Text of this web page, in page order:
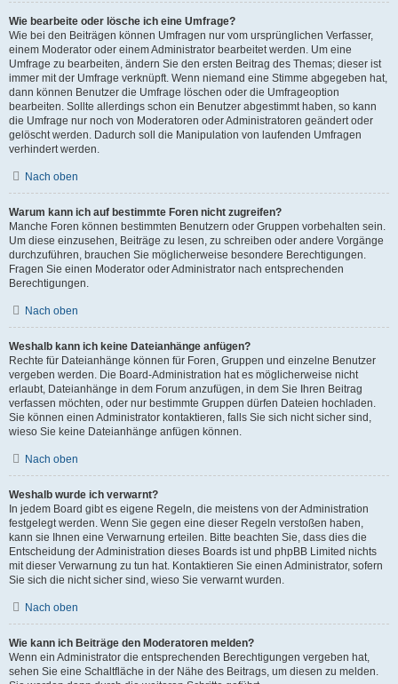
Wie bearbeite oder lösche ich eine Umfrage?
Wie bei den Beiträgen können Umfragen nur vom ursprünglichen Verfasser,
einem Moderator oder einem Administrator bearbeitet werden. Um eine
Umfrage zu bearbeiten, ändern Sie den ersten Beitrag des Themas; dieser ist
immer mit der Umfrage verknüpft. Wenn niemand eine Stimme abgegeben hat,
dann können Benutzer die Umfrage löschen oder die Umfrageoption
bearbeiten. Sollte allerdings schon ein Benutzer abgestimmt haben, so kann
die Umfrage nur noch von Moderatoren oder Administratoren geändert oder
gelöscht werden. Dadurch soll die Manipulation von laufenden Umfragen
verhindert werden.
Nach oben
Warum kann ich auf bestimmte Foren nicht zugreifen?
Manche Foren können bestimmten Benutzern oder Gruppen vorbehalten sein.
Um diese einzusehen, Beiträge zu lesen, zu schreiben oder andere Vorgänge
durchzuführen, brauchen Sie möglicherweise besondere Berechtigungen.
Fragen Sie einen Moderator oder Administrator nach entsprechenden
Berechtigungen.
Nach oben
Weshalb kann ich keine Dateianhänge anfügen?
Rechte für Dateianhänge können für Foren, Gruppen und einzelne Benutzer
vergeben werden. Die Board-Administration hat es möglicherweise nicht
erlaubt, Dateianhänge in dem Forum anzufügen, in dem Sie Ihren Beitrag
verfassen möchten, oder nur bestimmte Gruppen dürfen Dateien hochladen.
Sie können einen Administrator kontaktieren, falls Sie sich nicht sicher sind,
wieso Sie keine Dateianhänge anfügen können.
Nach oben
Weshalb wurde ich verwarnt?
In jedem Board gibt es eigene Regeln, die meistens von der Administration
festgelegt werden. Wenn Sie gegen eine dieser Regeln verstoßen haben,
kann sie Ihnen eine Verwarnung erteilen. Bitte beachten Sie, dass dies die
Entscheidung der Administration dieses Boards ist und phpBB Limited nichts
mit dieser Verwarnung zu tun hat. Kontaktieren Sie einen Administrator, sofern
Sie sich die nicht sicher sind, wieso Sie verwarnt wurden.
Nach oben
Wie kann ich Beiträge den Moderatoren melden?
Wenn ein Administrator die entsprechenden Berechtigungen vergeben hat,
sehen Sie eine Schaltfläche in der Nähe des Beitrags, um diesen zu melden.